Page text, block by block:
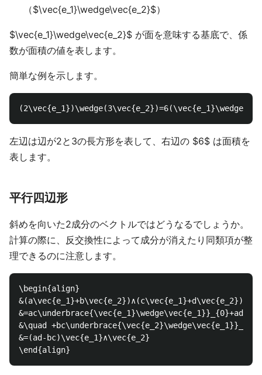
（$\vec{e_1}\wedge\vec{e_2}$）
$\vec{e_1}\wedge\vec{e_2}$ が面を意味する基底で、係
数が面積の値を表します。
簡単な例を示します。
左辺は辺が2と3の長方形を表して、右辺の $6$ は面積を
表します。
平行四辺形
斜めを向いた2成分のベクトルではどうなるでしょうか。
計算の際に、反交換性によって成分が消えたり同類項が整
理できるのに注意します。
\begin{align}
&(a\vec{e_1}+b\vec{e_2})∧(c\vec{e_1}+d\vec{e_2}) \\
&\quad
&=(ad-bc)\vec{e_1}∧\vec{e_2}